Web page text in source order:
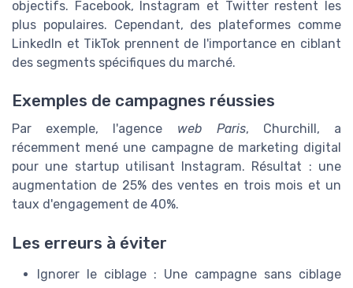
objectifs. Facebook, Instagram et Twitter restent les
plus populaires. Cependant, des plateformes comme
LinkedIn et TikTok prennent de l'importance en ciblant
des segments spécifiques du marché.
Exemples de campagnes réussies
Par exemple, l'agence web Paris, Churchill, a
récemment mené une campagne de marketing digital
pour une startup utilisant Instagram. Résultat : une
augmentation de 25% des ventes en trois mois et un
taux d'engagement de 40%.
Les erreurs à éviter
Ignorer le ciblage : Une campagne sans ciblage